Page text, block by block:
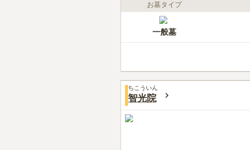
お墓タイプ
一般墓
ちこういん
智光院